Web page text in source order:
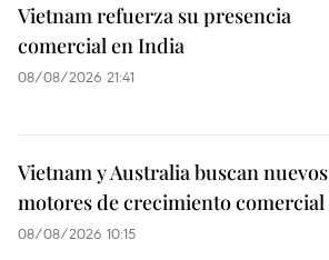
Vietnam refuerza su presencia
comercial en India
08/08/2026 21:41
Vietnam y Australia buscan nuevos
motores de crecimiento comercial
08/08/2026 10:15